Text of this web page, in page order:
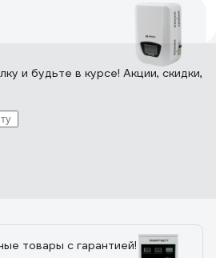
крепление на стену, есть
и будьте в курсе! Акции, скидки,
товары с гарантией!